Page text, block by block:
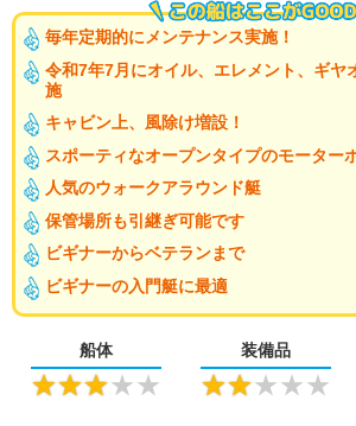
毎年定期的にメンテナンス実施！
令和7年7月にオイル、エレメント、ギヤ
施
キャビン上、風除け増設！
スポーティなオープンタイプのモーター
人気のウォークアラウンド艇
保管場所も引継ぎ可能です
ビギナーからベテランまで
ビギナーの入門艇に最適
船体
★★★★★
装備品
★★★★★